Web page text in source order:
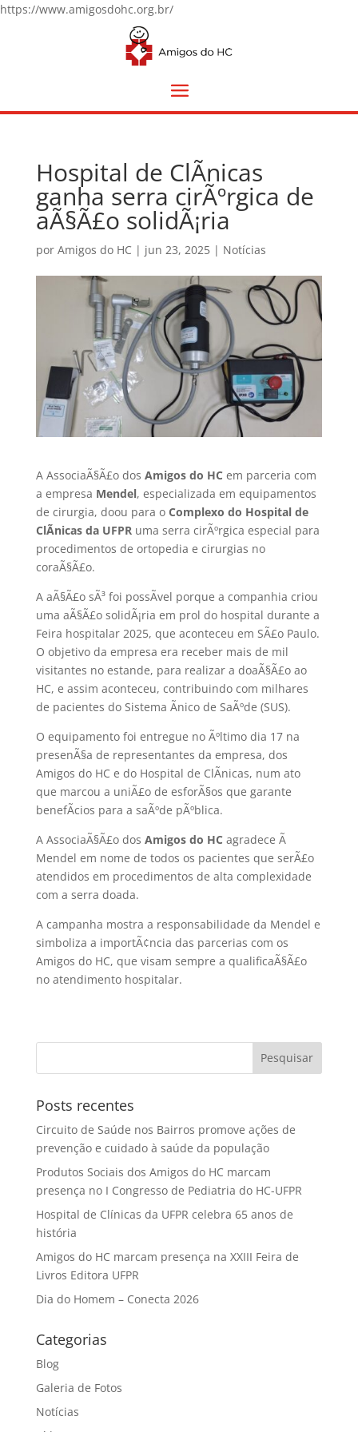
https://www.amigosdohc.org.br/
Hospital de ClÃ­nicas
ganha serra cirÃºrgica de
aÃ§Ã£o solidÃ¡ria
por Amigos do HC | jun 23, 2025| Notícias
A AssociaÃ§Ã£o dos Amigos do HC em parceria com
a empresa Mendel, especializada em equipamentos
de cirurgia, doou para o Complexo do Hospital de
ClÃ­nicas da UFPRuma serra cirÃºrgica especial para
procedimentos de ortopedia e cirurgias no
coraÃ§Ã£o.
A aÃ§Ã£o sÃ³ foi possÃ­vel porque a companhia criou
uma aÃ§Ã£o solidÃ¡ria em prol do hospital durante a
Feira hospitalar 2025, que aconteceu em SÃ£o Paulo.
O objetivo da empresa era receber mais de mil
visitantes no estande, para realizar a doaÃ§Ã£o ao
HC, e assim aconteceu, contribuindo com milhares
de pacientes do Sistema Ãnico de SaÃºde (SUS).
O equipamento foi entregue no Ãºltimo dia 17 na
presenÃ§a de representantes da empresa, dos
Amigos do HC e do Hospital de ClÃ­nicas, num ato
que marcou a uniÃ£o de esforÃ§os que garante
benefÃ­cios para a saÃºde pÃºblica.
A AssociaÃ§Ã£o dos Amigos do HC agradece Ã
Mendel em nome de todos os pacientes que serÃ£o
atendidos em procedimentos de alta complexidade
com a serra doada.
A campanha mostra a responsabilidade da Mendel e
simboliza a importÃ¢ncia das parcerias com os
Amigos do HC, que visam sempre a qualificaÃ§Ã£o
no atendimento hospitalar.
Posts recentes
Circuito de Saúde nos Bairros promove ações de
prevenção e cuidado à saúde da população
Produtos Sociais dos Amigos do HC marcam
presença no I Congresso de Pediatria do HC-UFPR
Hospital de Clínicas da UFPR celebra 65 anos de
história
Amigos do HC marcam presença na XXIII Feira de
Livros Editora UFPR
Dia do Homem – Conecta 2026
Categorias
Blog
Galeria de Fotos
Notícias